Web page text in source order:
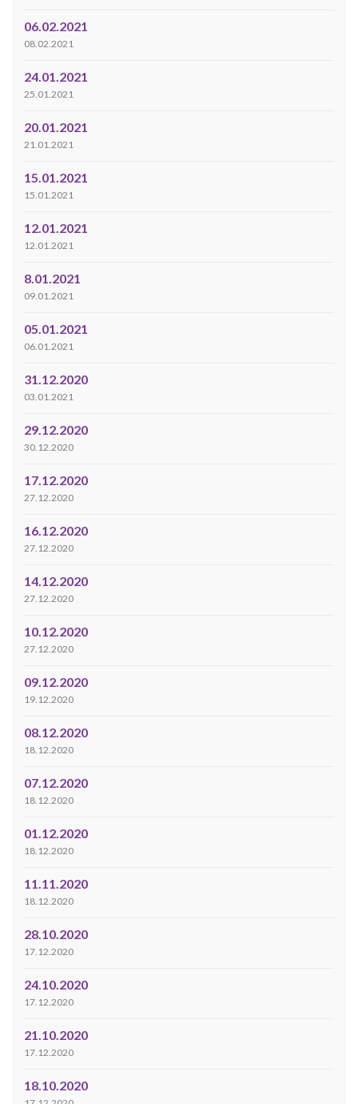
06.02.2021
08.02.2021
24.01.2021
25.01.2021
20.01.2021
21.01.2021
15.01.2021
15.01.2021
12.01.2021
12.01.2021
8.01.2021
09.01.2021
05.01.2021
06.01.2021
31.12.2020
03.01.2021
29.12.2020
30.12.2020
17.12.2020
27.12.2020
16.12.2020
27.12.2020
14.12.2020
27.12.2020
10.12.2020
27.12.2020
09.12.2020
19.12.2020
08.12.2020
18.12.2020
07.12.2020
18.12.2020
01.12.2020
18.12.2020
11.11.2020
18.12.2020
28.10.2020
17.12.2020
24.10.2020
17.12.2020
21.10.2020
17.12.2020
18.10.2020